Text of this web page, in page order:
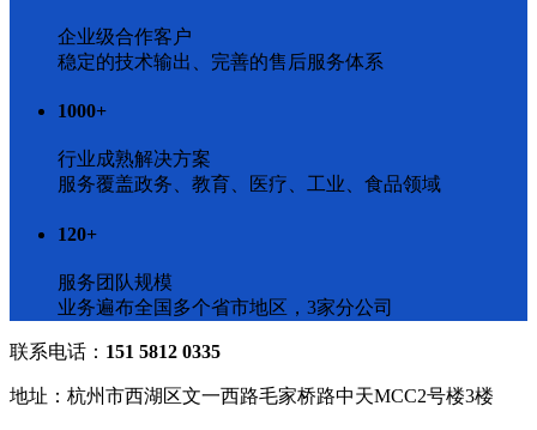
企业级合作客户
稳定的技术输出、完善的售后服务体系
1000+
行业成熟解决方案
服务覆盖政务、教育、医疗、工业、食品领域
120+
服务团队规模
业务遍布全国多个省市地区，3家分公司
联系电话： 151 5812 0335
地址：杭州市西湖区文一西路毛家桥路中天MCC2号楼3楼